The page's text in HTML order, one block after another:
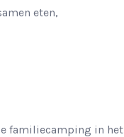
eten,
familiecamping in het